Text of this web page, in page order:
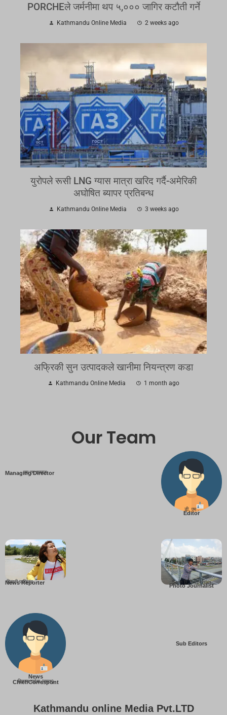
PORCHEले जर्मनीमा थप ५,००० जागिर कटौती गर्ने
Kathmandu Online Media 2 weeks ago
युरोपले रूसी LNG ग्यास मात्रा खरिद गर्दै-अमेरिकी
अघोषित ब्यापर प्रतिबन्ध
Kathmandu Online Media 3 weeks ago
अफ्रिकी सुन उत्पादकले खानीमा नियन्त्रण कडा
Kathmandu Online Media 1 month ago
Our Team
Managing Director
एम एम तामाङ
Editor
डी. एम .
News Reporter
बिहानी पाख्रिन
Photo Journalist
Som B. Lopchan
News
Chief/Correspont
बिज्ञान वाईबा (ममता)
Sub Editors
Kathmandu online Media Pvt.LTD